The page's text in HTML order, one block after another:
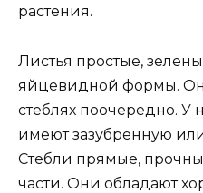
растения.
Листья простые,
яйцевидной формы.
стеблях поочередно. У
имеют зазубренную
Стебли прямые,
части. Они обладают